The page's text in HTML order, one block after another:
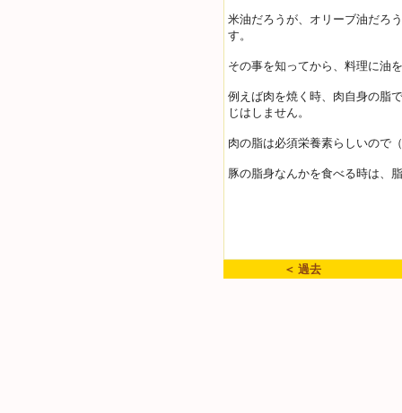
米油だろうが、オリーブ油だろ
す。
その事を知ってから、料理に油
例えば肉を焼く時、肉自身の脂
じはしません。
肉の脂は必須栄養素らしいので
豚の脂身なんかを食べる時は、
＜ 過去